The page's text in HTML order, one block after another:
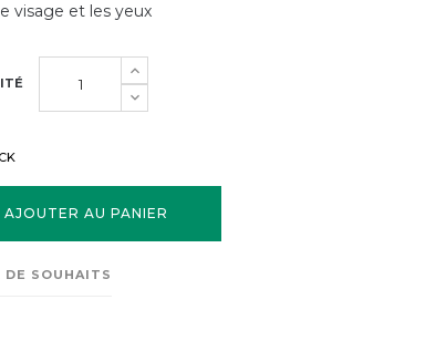
visage et les yeux
AJOUTER AU PANIER
DE SOUHAITS